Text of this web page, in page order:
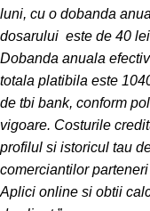
luni, cu o dobanda
dosarului este de 40
Dobanda anuala
totala platibila este
de tbi bank, conform
vigoare. Costurile
profilul si istoricul tau
comerciantilor
Aplici online si obtii